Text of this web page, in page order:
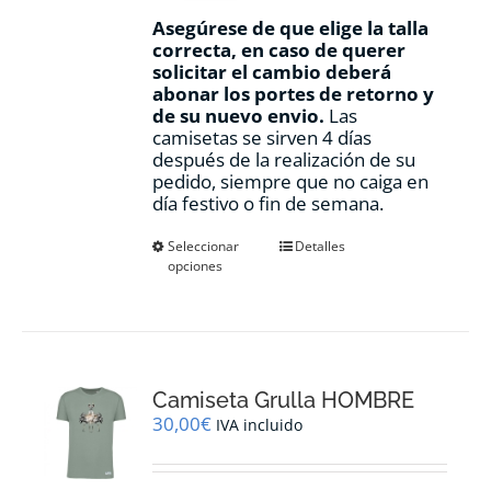
Asegúrese de que elige la talla
correcta, en caso de querer
solicitar el cambio deberá
abonar los portes de retorno y
de su nuevo envio. Las
camisetas se sirven 4 días
después de la realización de su
pedido, siempre que no caiga en
día festivo o fin de semana.
Seleccionar
opciones
Este
se
pueden
en
Detalles
Camiseta Grulla HOMBRE
30,00€ IVA incluido